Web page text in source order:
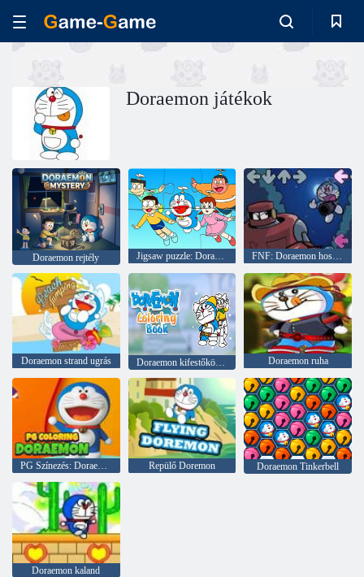
Doraemon játékok
Doraemon rejtély Jigsaw puzzle: Doraemon repül FNF: Doraemon hosszú napja
Doraemon strand ugrás Doraemon kifestőkönyv Doraemon ruha
PG Színezés: Doraemon Repülő Doremon Doraemon Tinkerbell
Doraemon kaland